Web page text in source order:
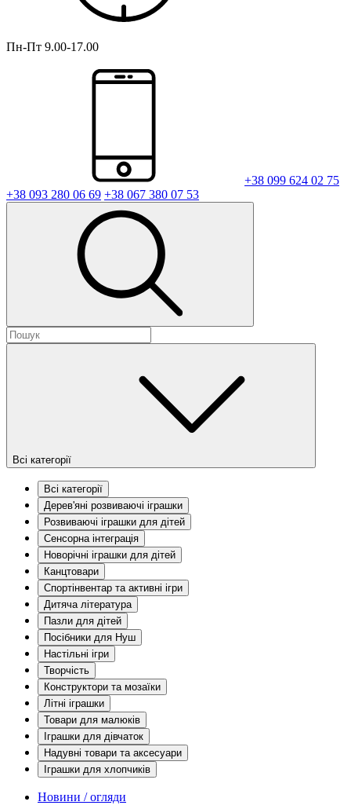
Пн-Пт 9.00-17.00
+38 099 624 02 75
+38 093 280 06 69 +38 067 380 07 53
Всі категорії
Всі категорії
Дерев'яні розвиваючі іграшки
Розвиваючі іграшки для дітей
Сенсорна інтеграція
Новорічні іграшки для дітей
Канцтовари
Спортінвентар та активні ігри
Дитяча література
Пазли для дітей
Посібники для Нуш
Настільні ігри
Творчість
Конструктори та мозаїки
Літні іграшки
Товари для малюків
Іграшки для дівчаток
Надувні товари та аксесуари
Іграшки для хлопчиків
Новини / огляди